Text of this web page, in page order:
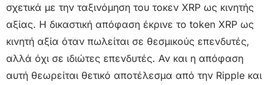
σχετικά με την ταξινόμηση του τοκεν XRP ως κινητής
αξίας. Η δικαστική απόφαση έκρινε το token XRP ως
κινητή αξία όταν πωλείται σε θεσμικούς επενδυτές,
αλλά όχι σε ιδιώτες επενδυτές. Αν και η απόφαση
αυτή θεωρείται θετικό αποτέλεσμα από την Ripple και